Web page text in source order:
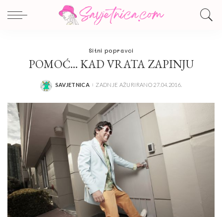
Sitni popravci
POMOĆ… KAD VRATA ZAPINJU
POSTED
SAVJETNICA ZADNJE AŽURIRANO 27.04.2016.